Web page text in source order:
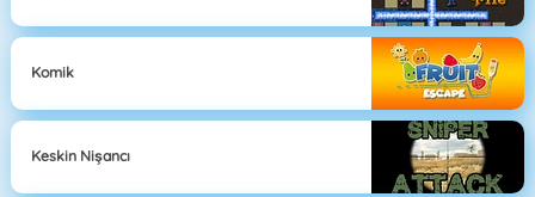
Komik
Keskin Nişancı